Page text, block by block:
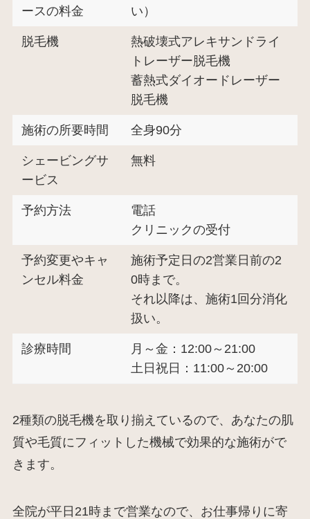
ースの料金
い）
脱毛機
熱破壊式アレキサンドライ
トレーザー脱毛機
蓄熱式ダイオードレーザー
脱毛機
施術の所要時間 全身90分
シェービングサ
ービス
無料
予約方法
電話
クリニックの受付
予約変更やキャ
ンセル料金
施術予定日の2営業日前の2
0時まで。
それ以降は、施術1回分消化
扱い。
診療時間
月～金：12:00～21:00
土日祝日：11:00～20:00
2種類の脱毛機を取り揃えているので、あなたの肌
質や毛質にフィットした機械で効果的な施術がで
きます。
全院が平日21時まで営業なので、お仕事帰りに寄